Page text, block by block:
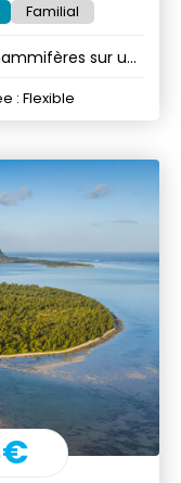
Familial
sur un
: Flexible